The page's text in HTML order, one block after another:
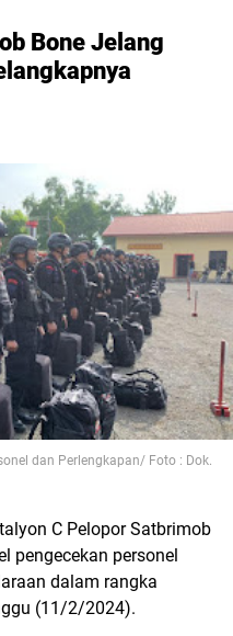
Bone Jelang
dan Perlengkapan/ Foto : Dok.
C Pelopor Satbrimob
pengecekan personel
dalam rangka
(11/2/2024).